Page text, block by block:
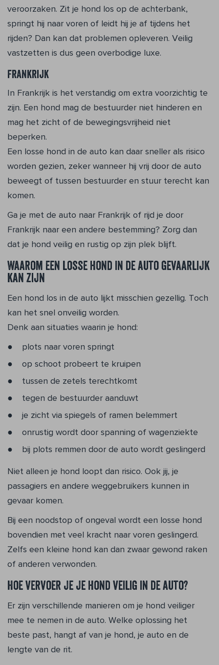
veroorzaken. Zit je hond los op de achterbank,
springt hij naar voren of leidt hij je af tijdens het
rijden? Dan kan dat problemen opleveren. Veilig
vastzetten is dus geen overbodige luxe.
Frankrijk
In Frankrijk is het verstandig om extra voorzichtig te
zijn. Een hond mag de bestuurder niet hinderen en
mag het zicht of de bewegingsvrijheid niet
beperken.
Een losse hond in de auto kan daar sneller als risico
worden gezien, zeker wanneer hij vrij door de auto
beweegt of tussen bestuurder en stuur terecht kan
komen.
Ga je met de auto naar Frankrijk of rijd je door
Frankrijk naar een andere bestemming? Zorg dan
dat je hond veilig en rustig op zijn plek blijft.
Waarom een losse hond in de auto gevaarlijk
kan zijn
Een hond los in de auto lijkt misschien gezellig. Toch
kan het snel onveilig worden.
Denk aan situaties waarin je hond:
plots naar voren springt
op schoot probeert te kruipen
tussen de zetels terechtkomt
tegen de bestuurder aanduwt
je zicht via spiegels of ramen belemmert
onrustig wordt door spanning of wagenziekte
bij plots remmen door de auto wordt geslingerd
Niet alleen je hond loopt dan risico. Ook jij, je
passagiers en andere weggebruikers kunnen in
gevaar komen.
Bij een noodstop of ongeval wordt een losse hond
bovendien met veel kracht naar voren geslingerd.
Zelfs een kleine hond kan dan zwaar gewond raken
of anderen verwonden.
Hoe vervoer je je hond veilig in de auto?
Er zijn verschillende manieren om je hond veiliger
mee te nemen in de auto. Welke oplossing het
beste past, hangt af van je hond, je auto en de
lengte van de rit.